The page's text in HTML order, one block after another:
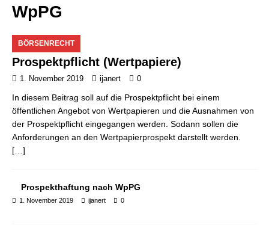
WpPG
BÖRSENRECHT
Prospektpflicht (Wertpapiere)
1. November 2019 ijanert 0
In diesem Beitrag soll auf die Prospektpflicht bei einem
öffentlichen Angebot von Wertpapieren und die Ausnahmen von
der Prospektpflicht eingegangen werden. Sodann sollen die
Anforderungen an den Wertpapierprospekt darstellt werden.
[…]
Prospekthaftung nach WpPG
1. November 2019 ijanert 0